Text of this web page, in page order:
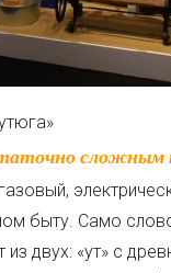
быту. Само
двух: «ут» с